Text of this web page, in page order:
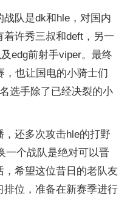
队是dk和hle，对国内
许秀三叔和deft，另一
edg前射手viper。最终
，也让国电的小骑士们
选手除了已经决裂的小
还多次攻击hle的打野
一个战队是绝对可以晋
希望这位昔日的老队友
位，准备在新赛季进行